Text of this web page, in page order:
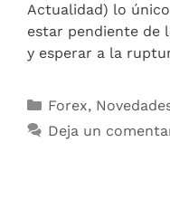
Actualidad) lo
estar pendiente de
y esperar a la
Forex,
Deja un